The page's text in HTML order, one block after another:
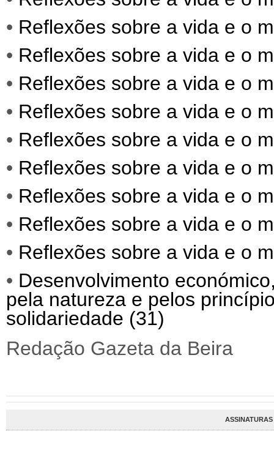
• Reflexões sobre a vida e o
• Reflexões sobre a vida e o
• Reflexões sobre a vida e o
• Reflexões sobre a vida e o
• Reflexões sobre a vida e o
• Reflexões sobre a vida e o
• Reflexões sobre a vida e o
• Reflexões sobre a vida e o
• Reflexões sobre a vida e o
• Desenvolvimento
pela natureza e pelos
solidariedade (31)
Redação Gazeta da Beira
ASSINATURAS